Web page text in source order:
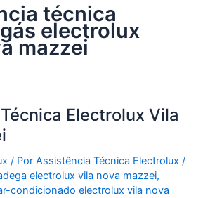
técnica
electrolux
mazzei
Electrolux Vila
/ PorAssistência Técnica Electrolux/
electrolux vila nova mazzei,
condicionado electrolux vila nova